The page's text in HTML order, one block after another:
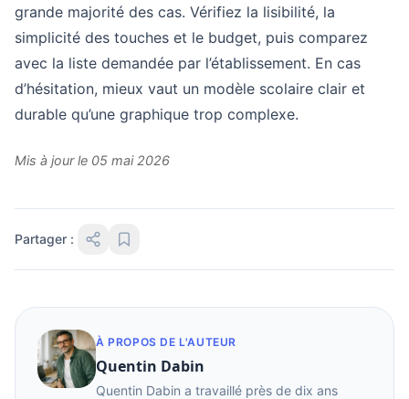
grande majorité des cas. Vérifiez la lisibilité, la
simplicité des touches et le budget, puis comparez
avec la liste demandée par l’établissement. En cas
d’hésitation, mieux vaut un modèle scolaire clair et
durable qu’une graphique trop complexe.
Mis à jour le 05 mai 2026
Partager :
À PROPOS DE L'AUTEUR
Quentin Dabin
Quentin Dabin a travaillé près de dix ans